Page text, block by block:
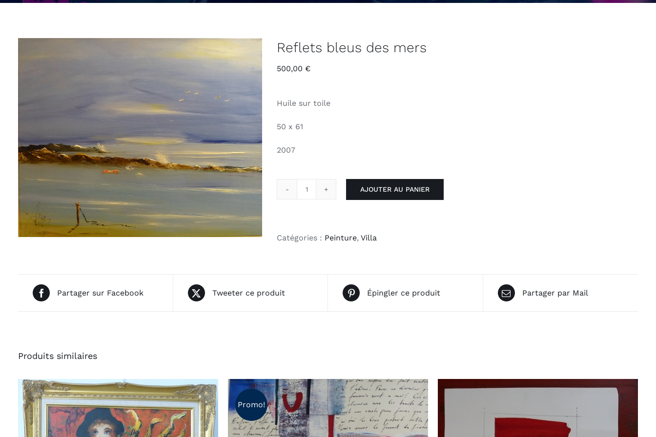
Reflets bleus des mers
500,00 €
Huile sur toile
50 x 61
2007
bleus
AJOUTER AU PANIER
Catégories : Peinture, Villa
Partager sur Facebook Tweeter ce produit Épingler ce produit Partager par Mail
Produits similaires
Promo!